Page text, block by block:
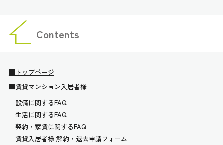
Contents
■トップページ
■賃貸マンション入居者様
設備に関するFAQ
生活に関するFAQ
契約・家賃に関するFAQ
賃貸入居者様 解約・退去申請フォーム